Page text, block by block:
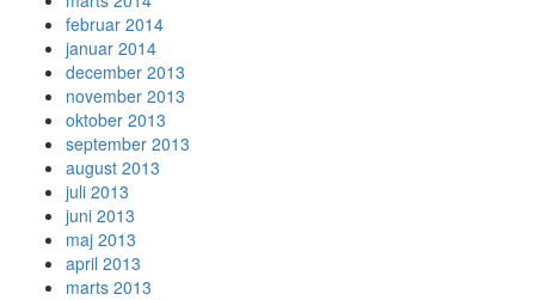
februar 2014
januar 2014
december 2013
november 2013
oktober 2013
september 2013
august 2013
juli 2013
juni 2013
maj 2013
april 2013
marts 2013